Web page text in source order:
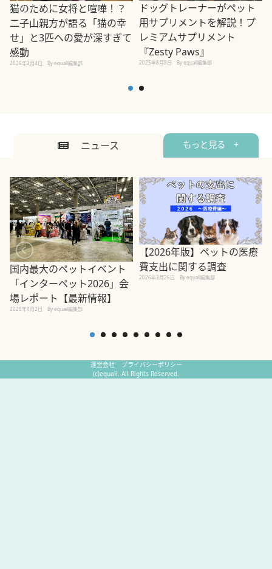
猫のために女将と喧嘩！？
二子山親方が語る「猫の幸
せ」と3匹への愛が深すぎて
感動
2026年2月4日 By equall編集部
ドッグトレーナーがペット
用サプリメントを解説！プ
レミアムサプリメント
『Zesty Paws』
2025年8月8日 By equall編集部
ニュース もっと見る +
国内最大のペットイベント
「インターペット2026」会
場レポート【最新情報】
2026年4月2日 By equall編集部
【2026年版】ペットの医療
費支出に関する調査
2026年3月26日 By equall編集部
運営会社
プライバシーポリシー
(c)equall. All Rights Reserved.